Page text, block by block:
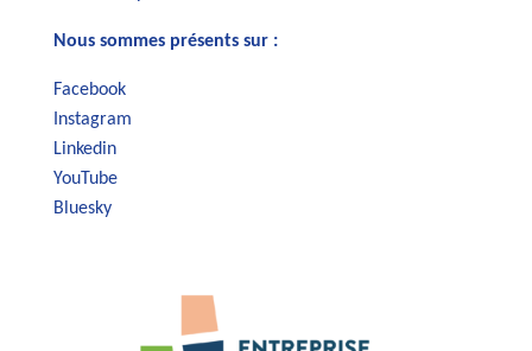
Nous sommes présents sur :
Facebook
Instagram
Linkedin
YouTube
Bluesky